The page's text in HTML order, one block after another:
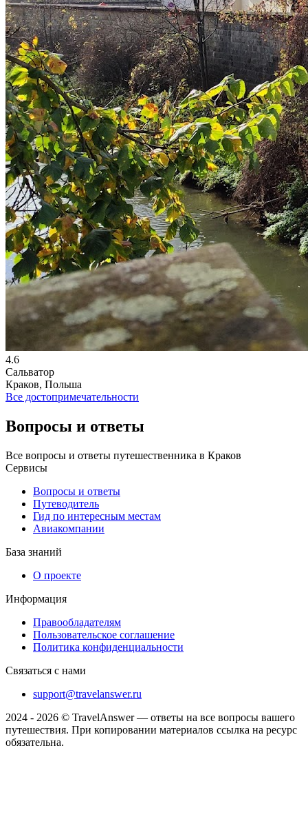
4.6
Сальватор
Краков, Польша
Все достопримечательности
Вопросы и ответы
Все вопросы и ответы путешественника в Краков
Сервисы
Вопросы и ответы
Путеводитель
Гид по интересным местам
Авиакомпании
База знаний
О проекте
Информация
Правообладателям
Пользовательское соглашение
Политика конфиденциальности
Связаться с нами
support@travelanswer.ru
2024 - 2026 © TravelAnswer — ответы на все вопросы вашего
путешествия. При копировании материалов ссылка на ресурс
обязательна.